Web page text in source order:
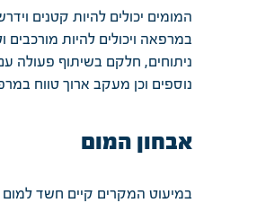
המומים יכולים להיות קטנים
במרפאה ויכולים להיות
ניתוחים, חלקם בשיתוף פעולה
נוספים וכן מעקב ארוך טווח
אבחון המום
במיעוט המקרים קיים חשד למום